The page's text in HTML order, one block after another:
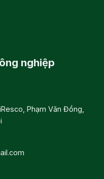
nghiệp
Phạm Văn Đồng,